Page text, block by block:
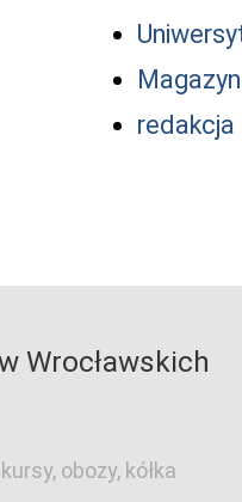
redakcja
Wrocławskich
obozy, kółka